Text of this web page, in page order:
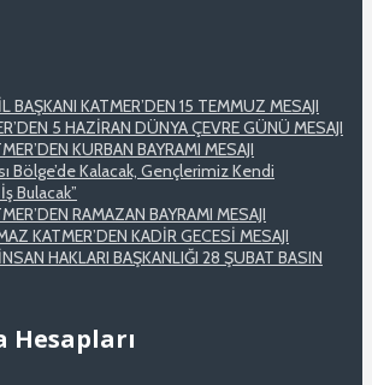
BAŞKANI KATMER’DEN 15 TEMMUZ MESAJI
5 HAZİRAN DÜNYA ÇEVRE GÜNÜ MESAJI
KURBAN BAYRAMI MESAJI
Bölge’de Kalacak, Gençlerimiz Kendi
Bulacak”
RAMAZAN BAYRAMI MESAJI
KATMER’DEN KADİR GECESİ MESAJI
HAKLARI BAŞKANLIĞI 28 ŞUBAT BASIN
Hesapları